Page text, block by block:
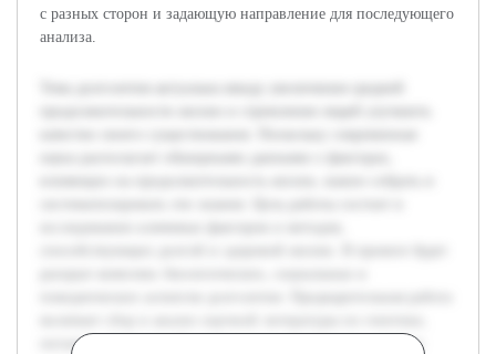
с разных сторон и задающую направление для последующего
анализа.
питанию, физической активности и психологии, а также